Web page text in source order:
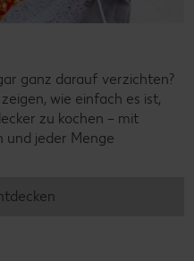
ganz darauf verzichten?
wie einfach es ist,
zu kochen – mit
und jeder Menge